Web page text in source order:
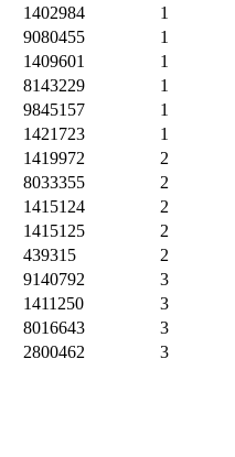
1402984 1
9080455 1
1409601 1
8143229 1
9845157 1
1421723 1
1419972 2
8033355 2
1415124 2
1415125 2
439315 2
9140792 3
1411250 3
8016643 3
2800462 3